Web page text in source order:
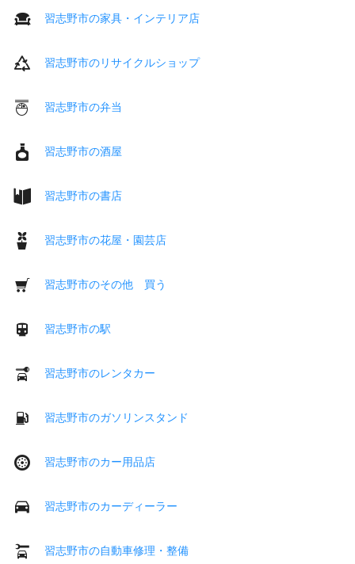
習志野市の家具・インテリア店
習志野市のリサイクルショップ
習志野市の弁当
習志野市の酒屋
習志野市の書店
習志野市の花屋・園芸店
習志野市のその他 買う
習志野市の駅
習志野市のレンタカー
習志野市のガソリンスタンド
習志野市のカー用品店
習志野市のカーディーラー
習志野市の自動車修理・整備